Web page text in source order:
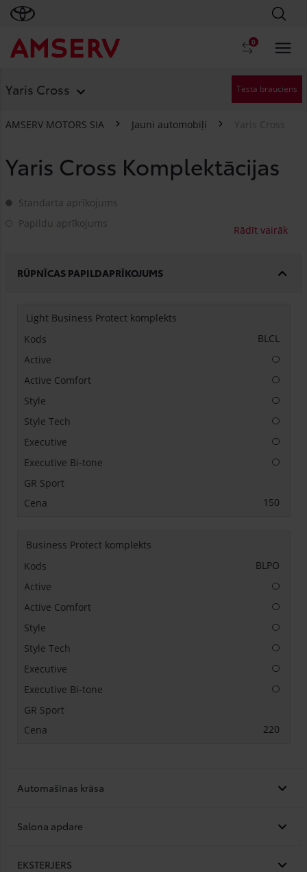
0
Yaris Cross Testa brauciens
AMSERV MOTORS SIA Jauni automobiļi Yaris Cross
Yaris Cross Komplektācijas
Standarta aprīkojums
Standarta aprīkojums
Papildu aprīkojums
Papildu aprīkojums
RŪPNĪCAS PAPILDAPRĪKOJUMS
Light Business Protect komplekts
BLCL
150
Business Protect komplekts
BLPO
220
Automašīnas krāsa
Salona apdare
EKSTERJERS